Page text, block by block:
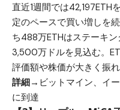
直近1週間では42,197ETH
定のペースで買い増しを
ち488万ETHはステーキ
3,500万ドルを見込む。
評価額や株価が大きく振れ
詳細→ ビットマイン、イ
に到達